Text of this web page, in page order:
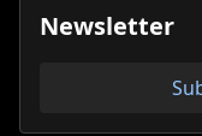
Newsletter